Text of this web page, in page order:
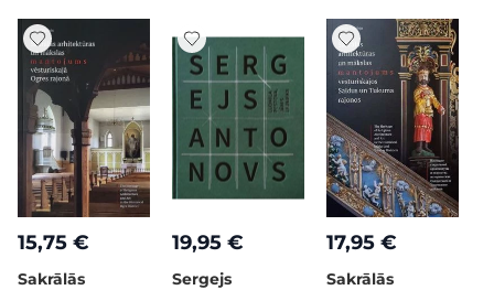
15,75 €
Sakrālās
19,95 €
Sergejs
17,95 €
Sakrālās